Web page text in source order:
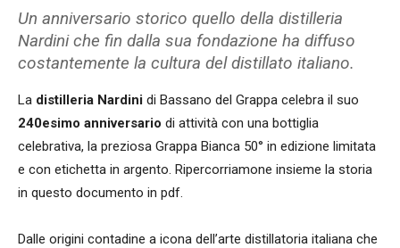
Un anniversario storico quello della distilleria
Nardini che fin dalla sua fondazione ha diffuso
costantemente la cultura del distillato italiano.
La distilleria Nardini di Bassano del Grappa celebra il suo
240esimo anniversario di attività con una bottiglia
celebrativa, la preziosa Grappa Bianca 50° in edizione limitata
e con etichetta in argento. Ripercorriamone insieme la storia
in questo documento in pdf.
Dalle origini contadine a icona dell’arte distillatoria italiana che